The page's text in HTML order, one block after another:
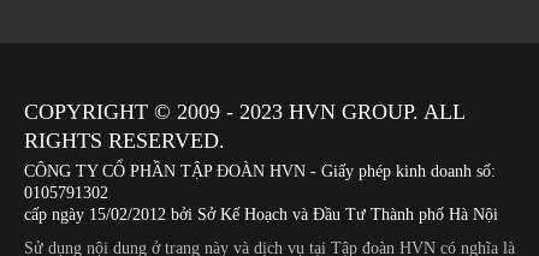
COPYRIGHT © 2009 - 2023 HVN GROUP. ALL
RIGHTS RESERVED.
CÔNG TY CỔ PHẦN TẬP ĐOÀN HVN - Giấy phép kinh doanh số:
0105791302
cấp ngày 15/02/2012 bởi Sở Kế Hoạch và Đầu Tư Thành phố Hà Nội
Sử dụng nội dung ở trang này và dịch vụ tại Tập đoàn HVN có nghĩa là